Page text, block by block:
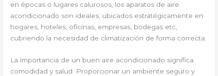
en épocas o lugares calurosos, los aparatos de aire
acondicionado son ideales; ubicados estratégicamente en
hogares, hoteles, oficinas, empresas, bodegas etc,
cubriendo la necesidad de climatización de forma correcta.
La importancia de un buen aire acondicionado significa
comodidad y salud. Proporcionar un ambiente seguro y